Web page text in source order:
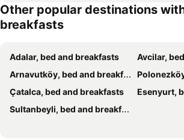
Kadikoy Bade 3
BaŞak
Hotel MOLA Galata
Sarnıç Butik Otel
Silvana
Land Park Hotel
Ekinci
Chakra Suites Levent
Shah Inn
Taksim Ruby Suites
Other popular destinations
breakfasts
Adalar, bed and breakfasts
Avcilar,
Arnavutköy, bed and breakfasts
Polonezköy,
Çatalca, bed and breakfasts
Esenyurt,
Sultanbeyli, bed and breakfasts